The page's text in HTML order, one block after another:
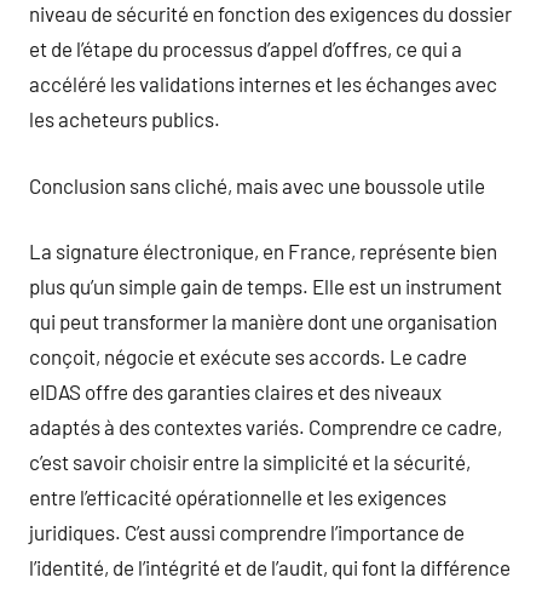
niveau de sécurité en fonction des exigences du dossier
et de l’étape du processus d’appel d’offres, ce qui a
accéléré les validations internes et les échanges avec
les acheteurs publics.
Conclusion sans cliché, mais avec une boussole utile
La signature électronique, en France, représente bien
plus qu’un simple gain de temps. Elle est un instrument
qui peut transformer la manière dont une organisation
conçoit, négocie et exécute ses accords. Le cadre
eIDAS offre des garanties claires et des niveaux
adaptés à des contextes variés. Comprendre ce cadre,
c’est savoir choisir entre la simplicité et la sécurité,
entre l’efficacité opérationnelle et les exigences
juridiques. C’est aussi comprendre l’importance de
l’identité, de l’intégrité et de l’audit, qui font la différence